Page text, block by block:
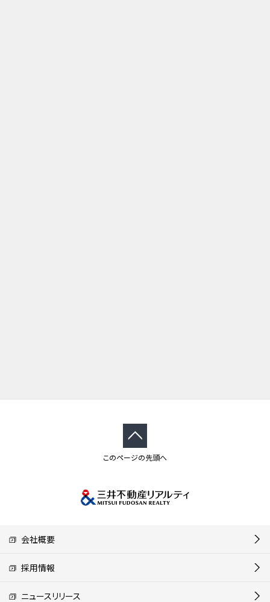
このページの先頭へ
会社概要
採用情報
ニュースリリース